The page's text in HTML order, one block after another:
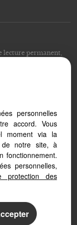
lecture permanent,
aux différents types
personnelles
accord. Vous
moment via la
de notre site, à
fonctionnement.
personnelles,
protection des